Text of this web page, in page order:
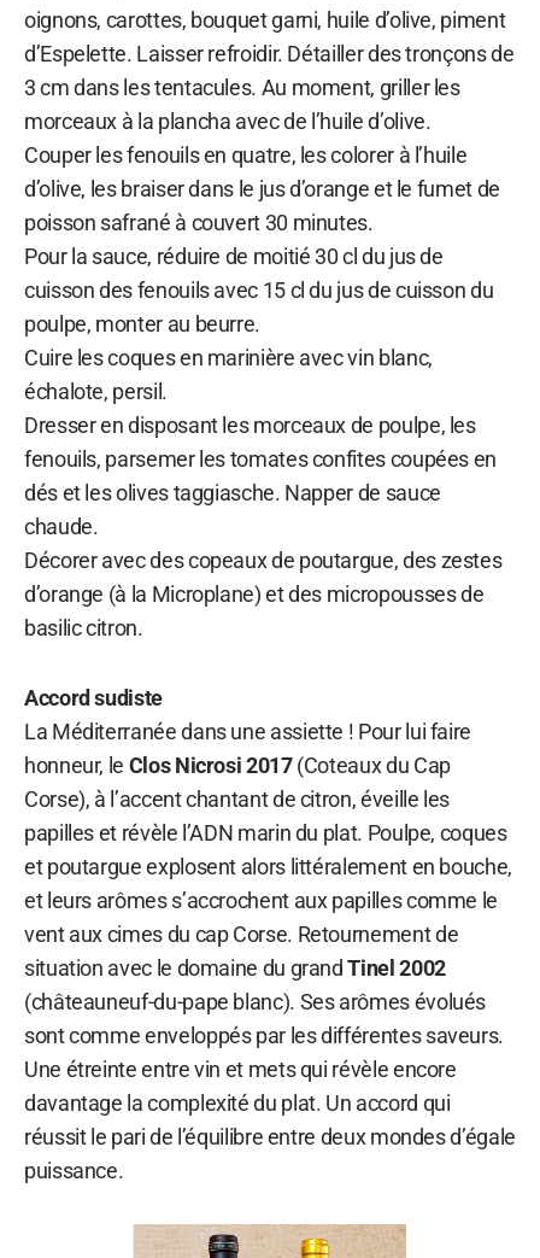
oignons, carottes, bouquet garni, huile d’olive, piment
d’Espelette. Laisser refroidir. Détailler des tronçons de
3 cm dans les tentacules. Au moment, griller les
morceaux à la plancha avec de l’huile d’olive.
Couper les fenouils en quatre, les colorer à l’huile
d’olive, les braiser dans le jus d’orange et le fumet de
poisson safrané à couvert 30 minutes.
Pour la sauce, réduire de moitié 30 cl du jus de
cuisson des fenouils avec 15 cl du jus de cuisson du
poulpe, monter au beurre.
Cuire les coques en marinière avec vin blanc,
échalote, persil.
Dresser en disposant les morceaux de poulpe, les
fenouils, parsemer les tomates confites coupées en
dés et les olives taggiasche. Napper de sauce
chaude.
Décorer avec des copeaux de poutargue, des zestes
d’orange (à la Microplane) et des micropousses de
basilic citron.
Accord sudiste
La Méditerranée dans une assiette ! Pour lui faire
honneur, le Clos Nicrosi 2017(Coteaux du Cap
Corse), à l’accent chantant de citron, éveille les
papilles et révèle l’ADN marin du plat. Poulpe, coques
et poutargue explosent alors littéralement en bouche,
et leurs arômes s’accrochent aux papilles comme le
vent aux cimes du cap Corse. Retournement de
situation avec le domaine du grandTinel 2002
(châteauneuf-du-pape blanc). Ses arômes évolués
sont comme enveloppés par les différentes saveurs.
Une étreinte entre vin et mets qui révèle encore
davantage la complexité du plat. Un accord qui
réussit le pari de l’équilibre entre deux mondes d’égale
puissance.